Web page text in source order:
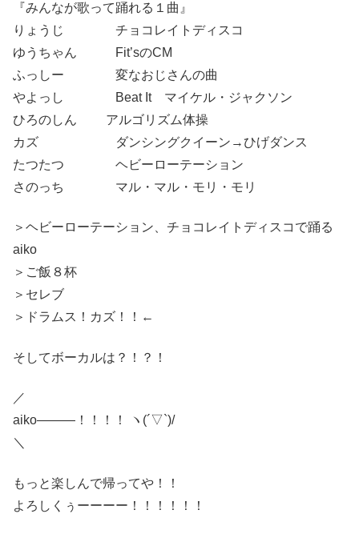
『みんなが歌って踊れる１曲』
りょうじ チョコレイトディスコ
ゆうちゃん Fit’sのCM
ふっしー 変なおじさんの曲
やよっし Beat It マイケル・ジャクソン
ひろのしん アルゴリズム体操
カズ ダンシングクイーン→ひげダンス
たつたつ ヘビーローテーション
さのっち マル・マル・モリ・モリ
＞ヘビーローテーション、チョコレイトディスコで踊る
aiko
＞ご飯８杯
＞セレブ
＞ドラムス！カズ！！←
そしてボーカルは？！？！
／
aiko―――！！！！ ヽ(´▽`)/
＼
もっと楽しんで帰ってや！！
よろしくぅーーーー！！！！！！